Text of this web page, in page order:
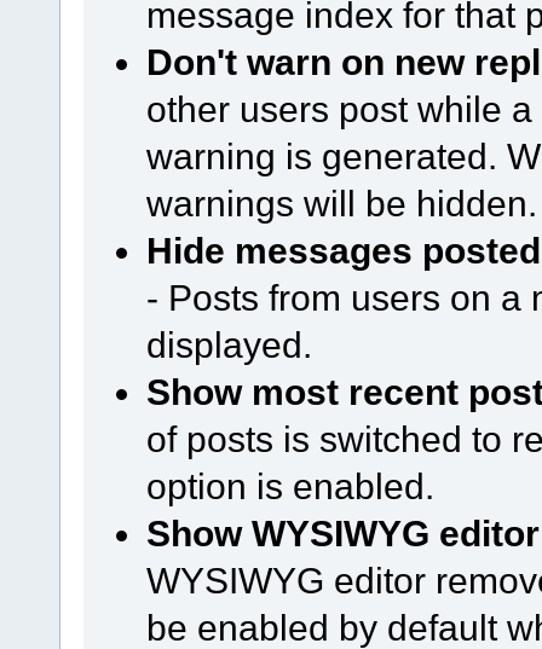
message index for that
Don't warn on new
other users post while
warning is generated.
warnings will be hidden.
Hide messages
- Posts from users on a
displayed.
Show most recent
of posts is switched to
option is enabled.
Show WYSIWYG
WYSIWYG editor
be enabled by default